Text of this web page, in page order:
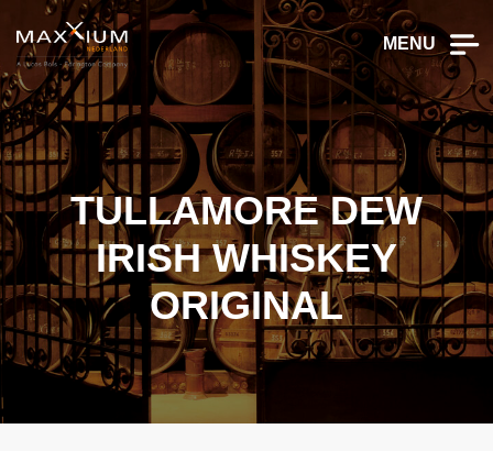
MENU
TULLAMORE DEW
IRISH WHISKEY
ORIGINAL